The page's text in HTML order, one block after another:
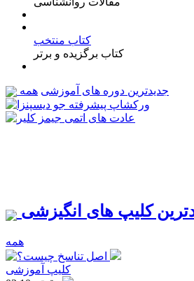
کتاب منتخب
کتاب برگزیده و برتر
جدیدترین دوره های آموزشی همه
کلیپ های انگیزشی
همه
کلیپ آموزشی